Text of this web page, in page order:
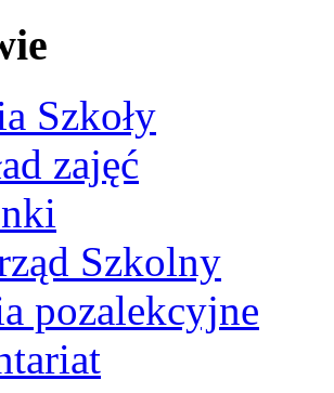
Szkoły
zajęć
Szkolny
pozalekcyjne